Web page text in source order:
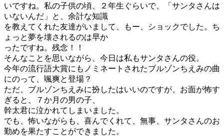
いですね。私の子供の頃、２年生ぐらいで、「サンタさんは
いないんだ」と、余計な知識
を教えてくれた友達がいまして、もー、ショックでした。ち
ょっと夢を壊されるのは早か
ったですね。残念！！
そんなことを思いながら、今日は私もサンタさんの役。
今年の流行語大賞にもノミネートされたブルゾンちえみの曲
にのって、颯爽と登場？
ただ、ブルゾンちえみに扮したはいいのですが、お面が怖す
ぎると、７か月の男の子、
幹太君に泣かれてしまいました。
でも、怖いながらも、喜んでくれて、無事、サンタさんのお
勤めを果たすことができました。